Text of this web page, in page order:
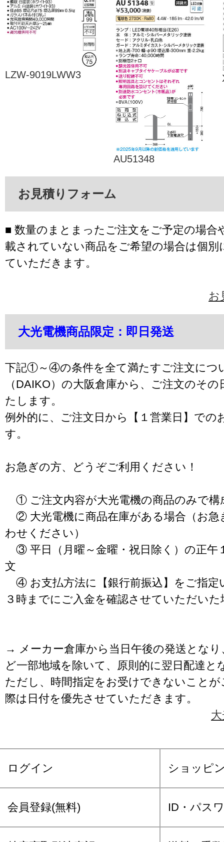
LZW-9019LWW3
AU51348
お見積りフォーム
■ 数量のまとまったご注文をご予定の場合
載されていない商品をご希望の場合は個別
ていただきます。
お
大光電機商品限定：即日発送
下記①～④の条件を全て満たすご注文につ
（DAIKO）の大阪倉庫から、ご注文のそ
たします。
例外的に、ご注文日から【１営業日】での
す。
お急ぎの方、どうぞご利用ください！
① ご注文内容が大光電機の商品のみで構
② 大光電機に商品在庫がある場合（お急
わせください）
③ 平日（月曜～金曜・祝日除く）の正午
文
④ お支払方法に【銀行前振込】をご指定
３時までにご入金を確認させていただいた
→ メーカー倉庫から当日午後の発送となり
ど一部地域を除いて、原則的に翌日配達と
ただし、時間指定をお受けできないこと
際は日付を優先させていただきます。
ログイン ショッピ
会員登録(無料) ID・パス